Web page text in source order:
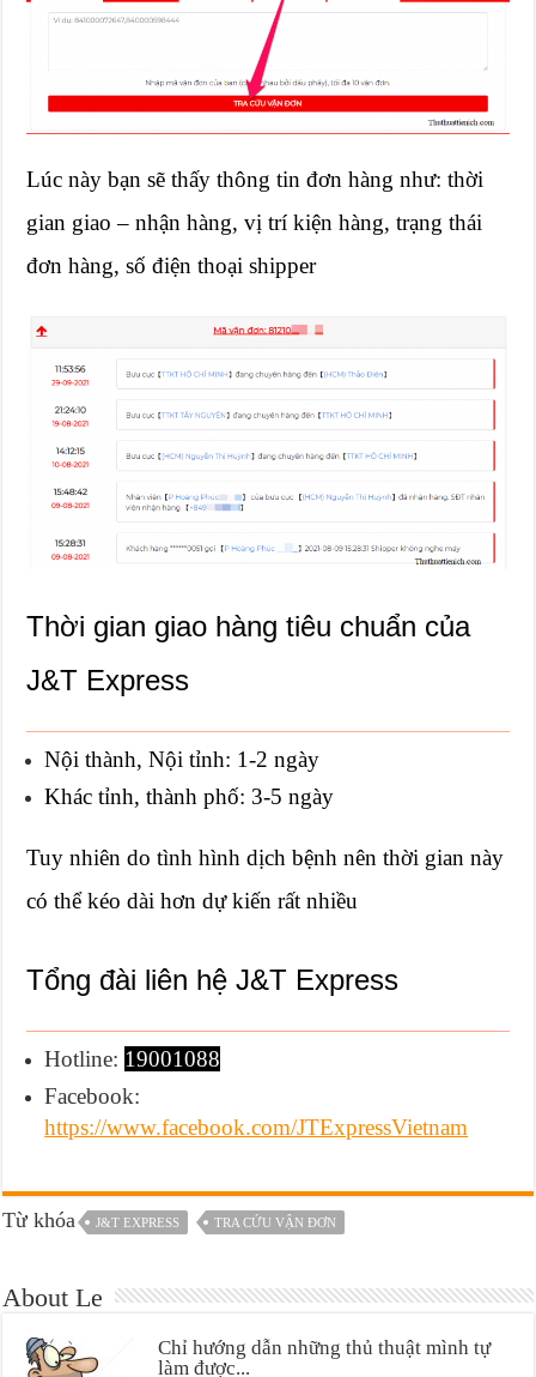
Lúc này bạn sẽ thấy thông tin đơn hàng như: thời
gian giao – nhận hàng, vị trí kiện hàng, trạng thái
đơn hàng, số điện thoại shipper
Thời gian giao hàng tiêu chuẩn của
J&T Express
Nội thành, Nội tỉnh: 1-2 ngày
Khác tỉnh, thành phố: 3-5 ngày
Tuy nhiên do tình hình dịch bệnh nên thời gian này
có thể kéo dài hơn dự kiến rất nhiều
Tổng đài liên hệ J&T Express
Hotline: 19001088
Facebook:
https://www.facebook.com/JTExpressVietnam
Từ khóa J&T EXPRESS TRA CỨU VẬN ĐƠN
About Le
Chỉ hướng dẫn những thủ thuật mình tự
làm được...